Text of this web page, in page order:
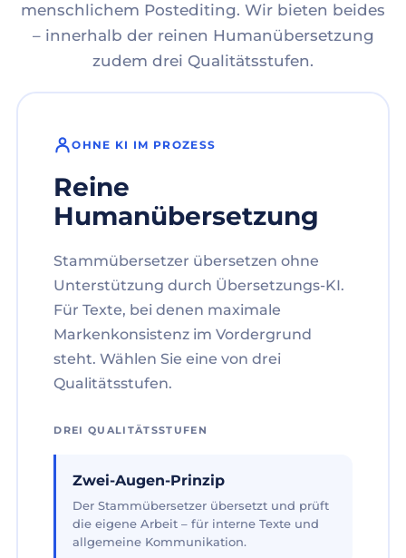
menschlichem Postediting. Wir bieten beides
– innerhalb der reinen Humanübersetzung
zudem drei Qualitätsstufen.
OHNE KI IM PROZESS
Reine
Humanübersetzung
Stammübersetzer übersetzen ohne
Unterstützung durch Übersetzungs-KI.
Für Texte, bei denen maximale
Markenkonsistenz im Vordergrund
steht. Wählen Sie eine von drei
Qualitätsstufen.
DREI QUALITÄTSSTUFEN
Zwei-Augen-Prinzip
Der Stammübersetzer übersetzt und prüft
die eigene Arbeit – für interne Texte und
allgemeine Kommunikation.